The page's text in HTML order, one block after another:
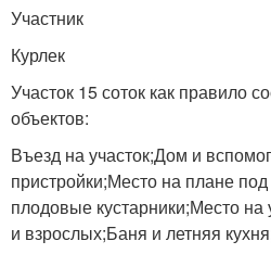
Участник
Курлек
Участок 15 соток как правило
объектов:
Въезд на участок;Дом и
пристройки;Место на плане под
плодовые кустарники;Место на
и взрослых;Баня и летняя